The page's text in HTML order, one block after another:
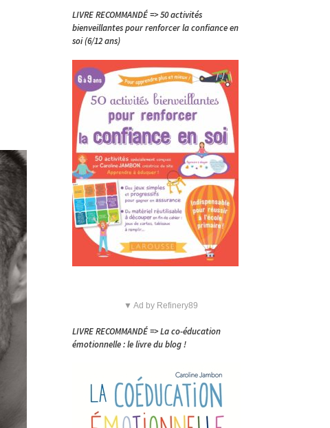
LIVRE RECOMMANDÉ => 50 activités
bienveillantes pour renforcer la confiance en
soi (6/12 ans)
▼ Ad by Refinery89
LIVRE RECOMMANDÉ => La co-éducation
émotionnelle : le livre du blog !